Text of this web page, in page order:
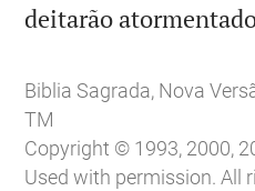
deitarão
Biblia Sagrada, Nova
TM
Copyright © 1993, 2000,
Used with permission. All